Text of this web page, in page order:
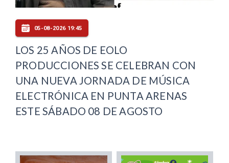
05-08-2026 19:45
LOS 25 AÑOS DE EOLO
PRODUCCIONES SE CELEBRAN CON
UNA NUEVA JORNADA DE MÚSICA
ELECTRÓNICA EN PUNTA ARENAS
ESTE SÁBADO 08 DE AGOSTO